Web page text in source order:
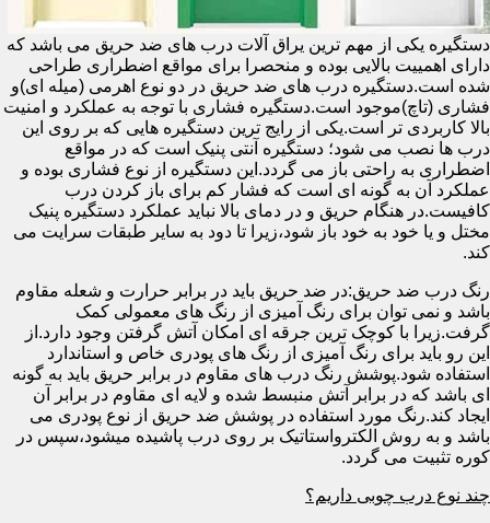
دستگیره یکی از مهم ترین یراق آلات درب های ضد حریق می باشد که
دارای اهمییت بالایی بوده و منحصرا برای مواقع اضطراری طراحی
شده است.دستگیره درب های ضد حریق در دو نوع اهرمی (میله ای)و
فشاری (تاچ)موجود است.دستگیره فشاری با توجه به عملکرد و امنیت
بالا کاربردی تر است.یکی از رایج ترین دستگیره هایی که بر روی این
درب ها نصب می شود؛ دستگیره آنتی پنیک است که در مواقع
اضطراری به راحتی باز می گردد.این دستگیره از نوع فشاری بوده و
عملکرد آن به گونه ای است که فشار کم برای باز کردن درب
کافیست.در هنگام حریق و در دمای بالا نباید عملکرد دستگیره پنیک
مختل و یا خود به خود باز شود،زیرا تا دود به سایر طبقات سرایت می
کند.
رنگ درب ضد حریق:در ضد حریق باید در برابر حرارت و شعله مقاوم
باشد و نمی توان برای رنگ آمیزی از رنگ های معمولی کمک
گرفت.زیرا با کوچک ترین جرقه ای امکان آتش گرفتن وجود دارد.از
این رو باید برای رنگ آمیزی از رنگ های پودری خاص و استاندارد
استفاده شود.پوشش رنگ درب های مقاوم در برابر حریق باید به گونه
ای باشد که در برابر آتش منبسط شده و لایه ای مقاوم در برابر آن
ایجاد کند.رنگ مورد استفاده در پوشش ضد حریق از نوع پودری می
باشد و به روش الکترواستاتیک بر روی درب پاشیده میشود،سپس در
کوره تثبیت می گردد.
چند نوع درب چوبی داریم؟